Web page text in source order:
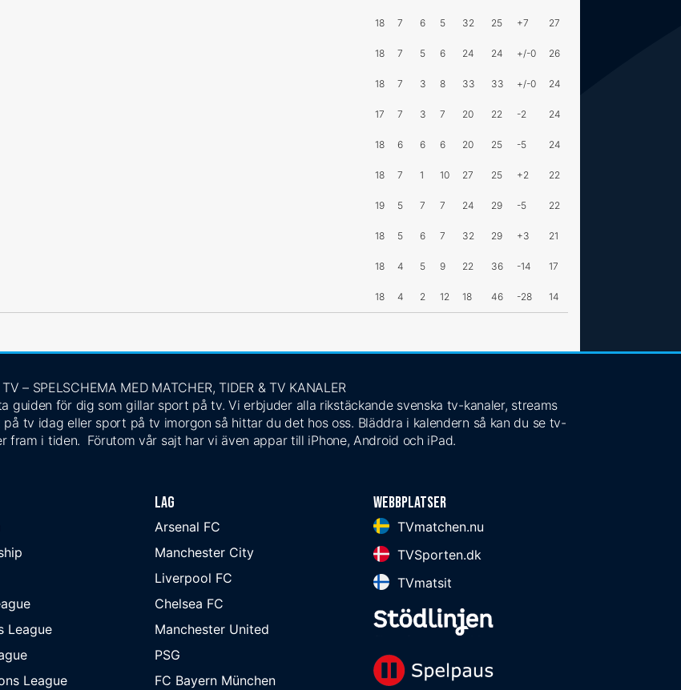
18 7 6 5 32 25 +7 27
18 7 5 6 24 24 +/-0 26
18 7 3 8 33 33 +/-0 24
17 7 3 7 20 22 -2 24
18 6 6 6 20 25 -5 24
18 7 1 10 27 25 +2 22
19 5 7 7 24 29 -5 22
18 5 6 7 32 29 +3 21
18 4 5 9 22 36 -14 17
18 4 2 12 18 46 -28 14
TV – SPELSCHEMA MED MATCHER, TIDER & TV KANALER
guiden för dig som gillar sport på tv. Vi erbjuder alla rikstäckande svenska tv-kanaler, streams
tv idag eller sport på tv imorgon så hittar du det hos oss. Bläddra i kalendern så kan du se tv-
fram i tiden. Förutom vår sajt har vi även appar till iPhone, Android och iPad.
League
League
Lag
Arsenal FC
Manchester City
Liverpool FC
Chelsea FC
Manchester United
PSG
FC Bayern München
Webbplatser
TVmatchen.nu
TVSporten.dk
TVmatsit